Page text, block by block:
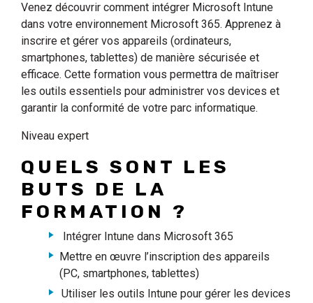
Venez découvrir comment intégrer Microsoft Intune
dans votre environnement Microsoft 365. Apprenez à
inscrire et gérer vos appareils (ordinateurs,
smartphones, tablettes) de manière sécurisée et
efficace. Cette formation vous permettra de maîtriser
les outils essentiels pour administrer vos devices et
garantir la conformité de votre parc informatique.
Niveau expert
QUELS SONT LES
BUTS DE LA
FORMATION ?
Intégrer Intune dans Microsoft 365
Mettre en œuvre l’inscription des appareils
(PC, smartphones, tablettes)
Utiliser les outils Intune pour gérer les devices